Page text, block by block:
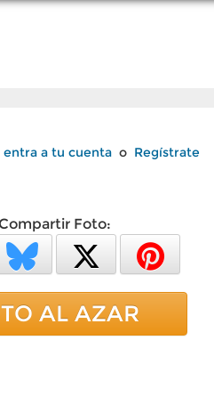
entra a tu cuenta o Regístrate
Foto:
AL AZAR